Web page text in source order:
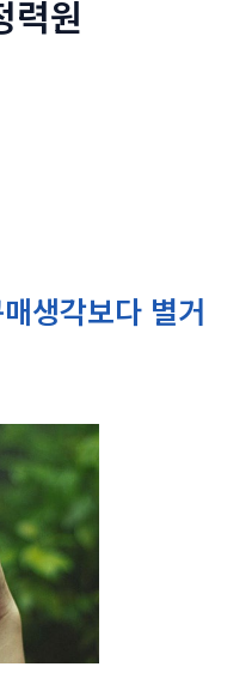
력원
생각보다 별거